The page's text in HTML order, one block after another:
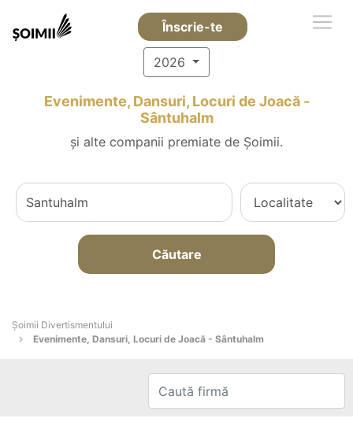
Înscrie-te
2026
Evenimente, Dansuri, Locuri de Joacă -
Sântuhalm
și alte companii premiate de Șoimii.
Căutare
Şoimii Divertismentului
Evenimente, Dansuri, Locuri de Joacă - Sântuhalm